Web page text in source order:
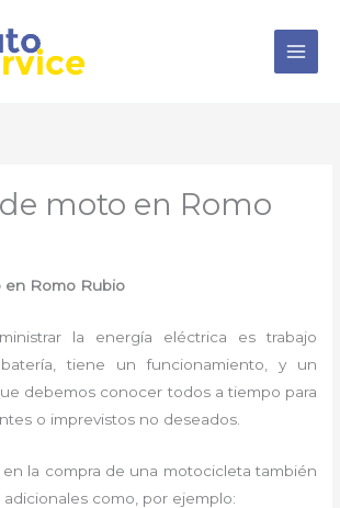
moto en Romo
en Romo Rubio
la energía eléctrica es trabajo
tiene un funcionamiento, y un
debemos conocer todos a tiempo para
o imprevistos no deseados.
la compra de una motocicleta también
como, por ejemplo: